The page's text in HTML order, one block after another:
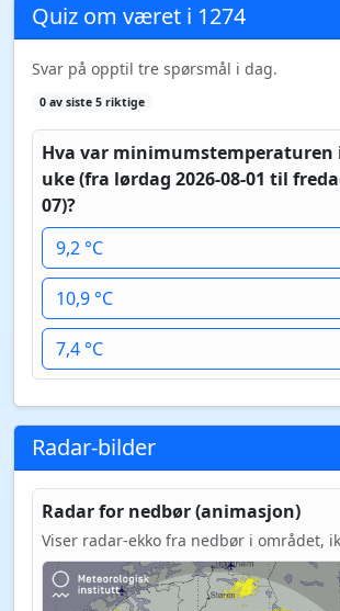
Quiz om været i 1274
Svar på opptil tre spørsmål i dag.
0 av siste 5 riktige
Hva var minimumstemperaturen
uke (fra lørdag 2026-08-01 til
07)?
9,2 °C
10,9 °C
7,4 °C
Radar-bilder
Radar for nedbør (animasjon)
Viser radar-ekko fra nedbør i området,